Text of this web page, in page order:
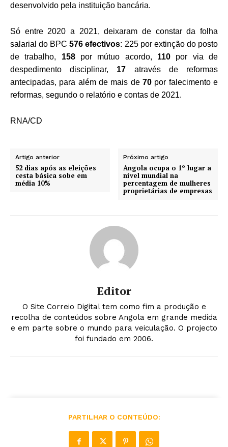
desenvolvido pela instituição bancária.
Só entre 2020 a 2021, deixaram de constar da folha
salarial do BPC576 efectivos: 225 por extinção do posto
de trabalho, 158por mútuo acordo, 110 por via de
despedimento disciplinar, 17 através de reformas
antecipadas, para além de mais de70 por falecimento e
reformas, segundo o relatório e contas de 2021.
RNA/CD
Artigo anterior
52 dias após as eleições
cesta básica sobe em
média 10%
Próximo artigo
Angola ocupa o 1º lugar a
nível mundial na
percentagem de mulheres
proprietárias de empresas
Editor
O Site Correio Digital tem como fim a produção e
recolha de conteúdos sobre Angola em grande medida
e em parte sobre o mundo para veiculação. O projecto
foi fundado em 2006.
PARTILHAR O CONTEÚDO: